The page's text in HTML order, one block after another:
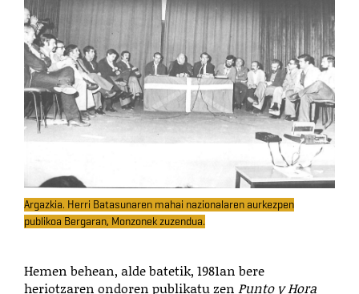
Argazkia. Herri Batasunaren mahai nazionalaren aurkezpen
publikoa Bergaran, Monzonek zuzendua.
Hemen behean, alde batetik, 1981an bere
heriotzaren ondoren publikatu zen Punto y Hora